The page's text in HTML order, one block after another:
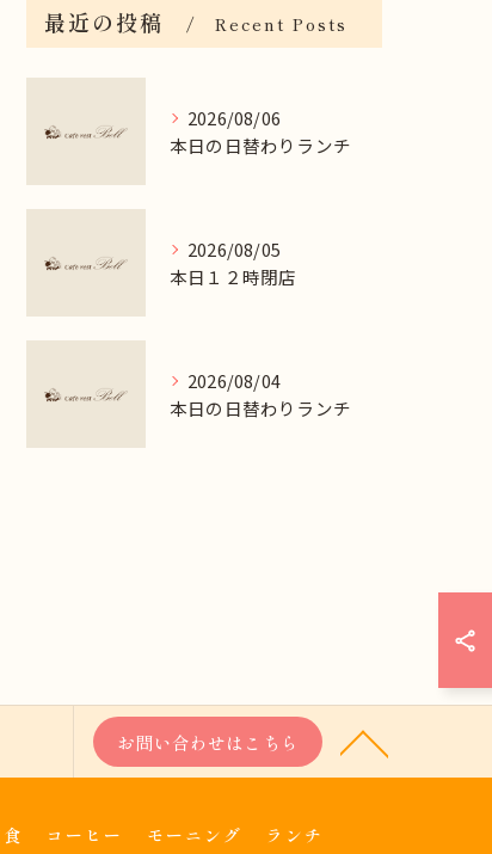
最近の投稿 Recent Posts
2026/08/06
本日の日替わりランチ
2026/08/05
本日１２時閉店
2026/08/04
本日の日替わりランチ
お問い合わせはこちら
コーヒー モーニング ランチ